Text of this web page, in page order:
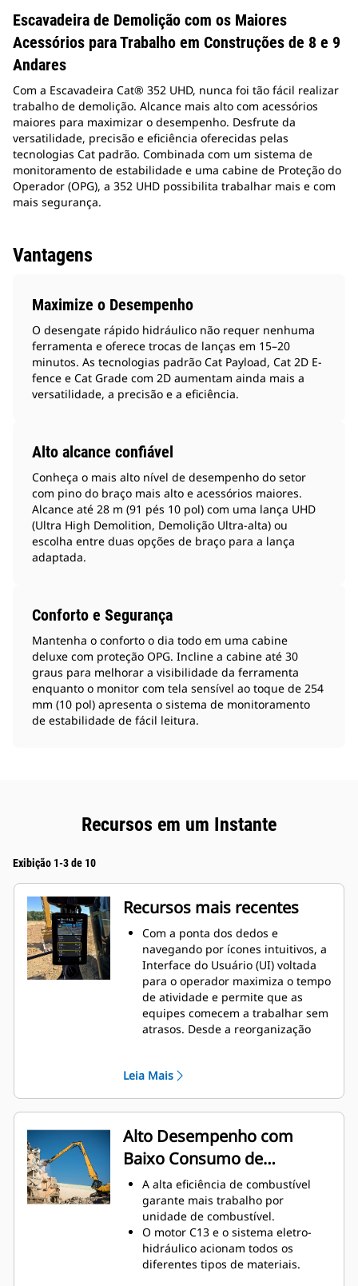
Escavadeira de Demolição com os Maiores
Acessórios para Trabalho em Construções de 8 e 9
Andares
Com a Escavadeira Cat® 352 UHD, nunca foi tão fácil realizar
trabalho de demolição. Alcance mais alto com acessórios
maiores para maximizar o desempenho. Desfrute da
versatilidade, precisão e eficiência oferecidas pelas
tecnologias Cat padrão. Combinada com um sistema de
monitoramento de estabilidade e uma cabine de Proteção do
Operador (OPG), a 352 UHD possibilita trabalhar mais e com
mais segurança.
Vantagens
Maximize o Desempenho
O desengate rápido hidráulico não requer nenhuma
ferramenta e oferece trocas de lanças em 15–20
minutos. As tecnologias padrão Cat Payload, Cat 2D E-
fence e Cat Grade com 2D aumentam ainda mais a
versatilidade, a precisão e a eficiência.
Alto alcance confiável
Conheça o mais alto nível de desempenho do setor
com pino do braço mais alto e acessórios maiores.
Alcance até 28 m (91 pés 10 pol) com uma lança UHD
(Ultra High Demolition, Demolição Ultra-alta) ou
escolha entre duas opções de braço para a lança
adaptada.
Conforto e Segurança
Mantenha o conforto o dia todo em uma cabine
deluxe com proteção OPG. Incline a cabine até 30
graus para melhorar a visibilidade da ferramenta
enquanto o monitor com tela sensível ao toque de 254
mm (10 pol) apresenta o sistema de monitoramento
de estabilidade de fácil leitura.
Recursos em um Instante
Exibição 1-3 de 10
Recursos mais recentes
Com a ponta dos dedos e
navegando por ícones intuitivos, a
Interface do Usuário (UI) voltada
para o operador maximiza o tempo
de atividade e permite que as
equipes comecem a trabalhar sem
atrasos. Desde a reorganização
combinações conforme a
podem configurar rapidamente as
com facilidade.
A interface permite que os
e aproveitem ao máximo cada
segundo de seu turno. Agregar a
capacidade de inserir acopladores
e acessórios ao sistema torna a
configuração de combinações de
ferramentas de trabalho
Leia Mais
Alto Desempenho com
Baixo Consumo de
Combustível
A alta eficiência de combustível
garante mais trabalho por
unidade de combustível.
O motor C13 e o sistema eletro-
hidráulico acionam todos os
diferentes tipos de materiais.